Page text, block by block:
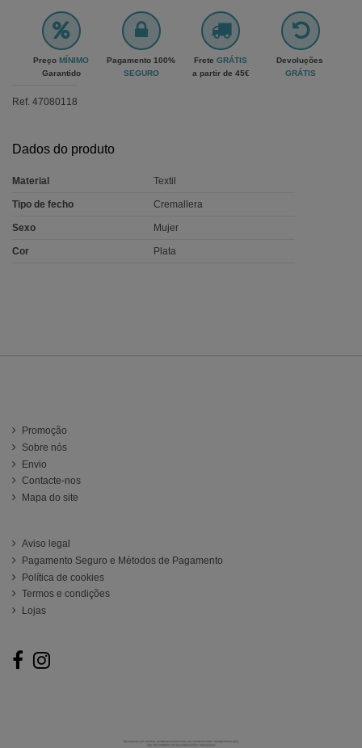
PreçoMÍNIMO
Garantido
Pagamento 100%
SEGURO
FreteGRÁTIS
a partir de 45€
Devoluções
GRÁTIS
Ref. 47080118
Dados do produto
Material Textil
Tipo de fecho Cremallera
Sexo Mujer
Cor Plata
Promoção
Sobre nós
Envio
Contacte-nos
Mapa do site
Aviso legal
Pagamento Seguro e Métodos de Pagamento
Política de cookies
Termos e condições
Lojas